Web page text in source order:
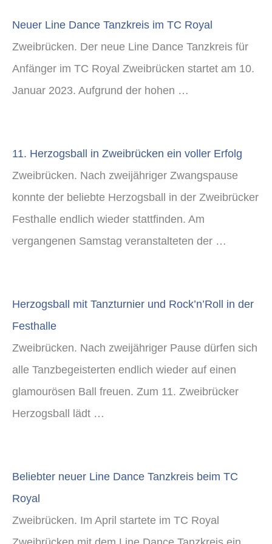
Neuer Line Dance Tanzkreis im TC Royal
Zweibrücken. Der neue Line Dance Tanzkreis für
Anfänger im TC Royal Zweibrücken startet am 10.
Januar 2023. Aufgrund der hohen …
11. Herzogsball in Zweibrücken ein voller Erfolg
Zweibrücken. Nach zweijähriger Zwangspause
konnte der beliebte Herzogsball in der Zweibrücker
Festhalle endlich wieder stattfinden. Am
vergangenen Samstag veranstalteten der …
Herzogsball mit Tanzturnier und Rock’n’Roll in der
Festhalle
Zweibrücken. Nach zweijähriger Pause dürfen sich
alle Tanzbegeisterten endlich wieder auf einen
glamourösen Ball freuen. Zum 11. Zweibrücker
Herzogsball lädt …
Beliebter neuer Line Dance Tanzkreis beim TC
Royal
Zweibrücken. Im April startete im TC Royal